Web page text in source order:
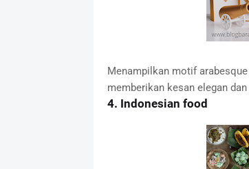
Menampilkan motif
memberikan kesan elegan
4. Indonesian food